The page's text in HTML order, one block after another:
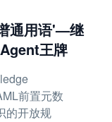
通用语'—继
王牌
前置元数
的开放规